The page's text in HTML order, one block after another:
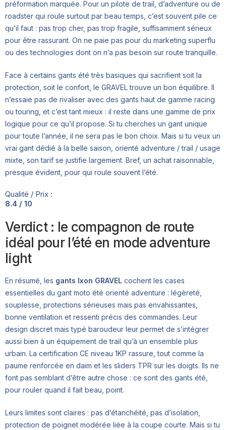
préformation marquée. Pour un pilote de trail, d’adventure ou de
roadster qui roule surtout par beau temps, c’est souvent pile ce
qu’il faut : pas trop cher, pas trop fragile, suffisamment sérieux
pour être rassurant. On ne paie pas pour du marketing superflu
ou des technologies dont on n’a pas besoin sur route tranquille.
Face à certains gants été très basiques qui sacrifient soit la
protection, soit le confort, le GRAVEL trouve un bon équilibre. Il
n’essaie pas de rivaliser avec des gants haut de gamme racing
ou touring, et c’est tant mieux : il reste dans une gamme de prix
logique pour ce qu’il propose. Si tu cherches un gant unique
pour toute l’année, il ne sera pas le bon choix. Mais si tu veux un
vrai gant dédié à la belle saison, orienté adventure / trail / usage
mixte, son tarif se justifie largement. Bref, un achat raisonnable,
presque évident, pour qui roule souvent l’été.
Qualité / Prix :
8.4 / 10
Verdict : le compagnon de route
idéal pour l’été en mode adventure
light
En résumé, les gants Ixon GRAVEL cochent les cases
essentielles du gant moto été orienté adventure : légèreté,
souplesse, protections sérieuses mais pas envahissantes,
bonne ventilation et ressenti précis des commandes. Leur
design discret mais typé baroudeur leur permet de s’intégrer
aussi bien à un équipement de trail qu’à un ensemble plus
urbain. La certification CE niveau 1KP rassure, tout comme la
paume renforcée en daim et les sliders TPR sur les doigts. Ils ne
font pas semblant d’être autre chose : ce sont des gants été,
pour rouler quand il fait beau, point.
Leurs limites sont claires : pas d’étanchéité, pas d’isolation,
protection de poignet modérée liée à la coupe courte. Mais si tu